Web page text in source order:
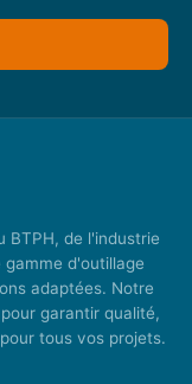
BTPH, de l'industrie
d'outillage
adaptées. Notre
garantir qualité,
tous vos projets.